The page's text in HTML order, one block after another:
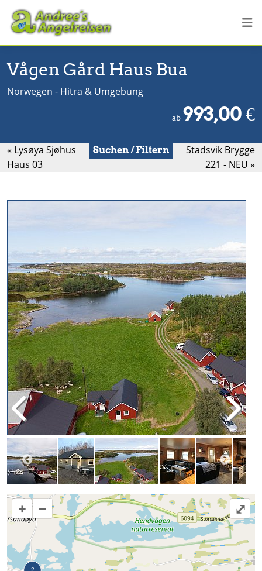
Vågen Gård Haus Bua
Norwegen - Hitra & Umgebung
ab 993,00€
« Lysøya Sjøhus
Haus 03
Suchen / Filtern
Stadsvik Brygge
221 - NEU »
⤢
+ −